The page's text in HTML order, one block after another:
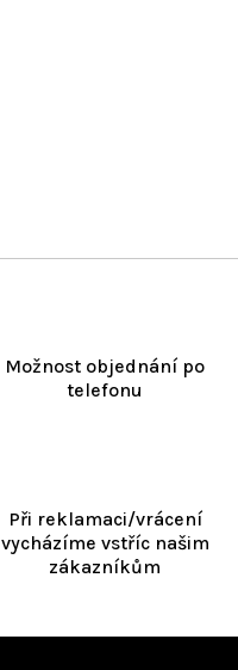
Možnost objednání po
telefonu
Při reklamaci/vrácení
vycházíme vstříc našim
zákazníkům